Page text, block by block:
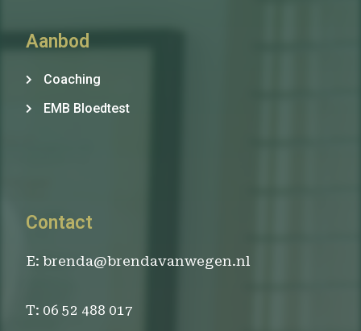
Aanbod
Coaching
EMB Bloedtest
Contact
E: brenda@brendavanwegen.nl
T: 06 52 488 017